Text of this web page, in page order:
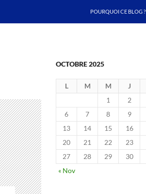
POURQUOI CE BLOG ?
OCTOBRE 2025
L M M J
1
2
6
7 8 9
13
14 15 16
20
21 22 23
27
28 29 30
« Nov